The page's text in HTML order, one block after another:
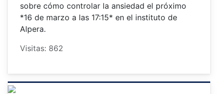
sobre cómo controlar la ansiedad el próximo
*16 de marzo a las 17:15* en el instituto de
Alpera.
Visitas: 862